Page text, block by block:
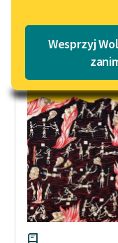
Lektury szkolne i
literatury do
uczennic i uczniów z
E-kolekcja lektur
szkolnych i literatury
słuchania dla
uczniów z
Feministyczne
Wesprzyj